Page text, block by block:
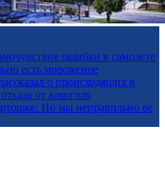
ошибки в самолете
есть мороженое
о происходящих в
от алкоголя
Но мы неправильно ее